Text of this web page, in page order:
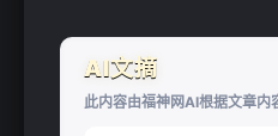
AI文摘
此内容由福神网AI根据文章